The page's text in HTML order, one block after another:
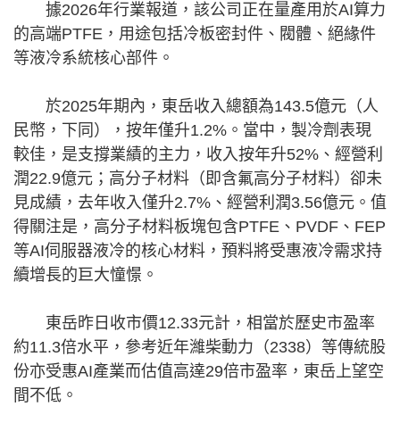
據2026年行業報道，該公司正在量產用於AI算力
的高端PTFE，用途包括冷板密封件、閥體、絕緣件
等液冷系統核心部件。
於2025年期內，東岳收入總額為143.5億元（人
民幣，下同），按年僅升1.2%。當中，製冷劑表現
較佳，是支撐業績的主力，收入按年升52%、經營利
潤22.9億元；高分子材料（即含氟高分子材料）卻未
見成績，去年收入僅升2.7%、經營利潤3.56億元。值
得關注是，高分子材料板塊包含PTFE、PVDF、FEP
等AI伺服器液冷的核心材料，預料將受惠液冷需求持
續增長的巨大憧憬。
東岳昨日收市價12.33元計，相當於歷史市盈率
約11.3倍水平，參考近年濰柴動力（2338）等傳統股
份亦受惠AI產業而估值高達29倍市盈率，東岳上望空
間不低。